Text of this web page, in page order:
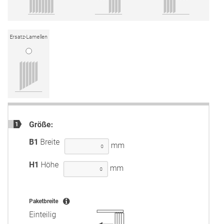
Ersatz-Lamellen
1
Größe:
B1 Breite mm
H1 Höhe mm
Paketbreite
Einteilig